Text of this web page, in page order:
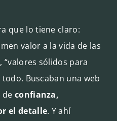
que lo tiene claro:
valor a la vida de las
“valores sólidos para
Buscaban una web
de confianza,
el detalle. Y ahí